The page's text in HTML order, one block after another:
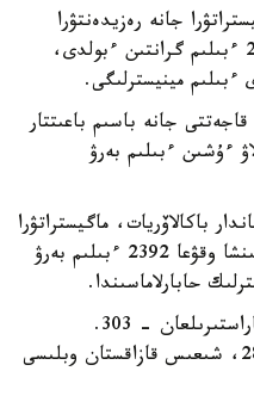
جانە رەزيدەنتۋرا
باعدارلامالارى بويىنشا بارلىعى 2392 ءبىلىم گرانتىن ءبولدى،
ءبىلىم مينيسترلىگى.
جانە باسىم باعىتتار
ءۇشىن ءبىلىم بەرۋ
باكالاۆريات، ماگيستراتۋرا
جانە رەزيدەنتۋرا باعدارلامالارى بويىنشا وقۋعا 2392 ءبىلىم بەرۋ
حابارلاماسىندا.
ەڭ كوپ گرانت استانا قالاسىندا قاراستىرىلعان - 303.
شىمكەنت قالاسىنىڭ اكىمدىگى 285، شىعىس قازاقستان وبلىسى